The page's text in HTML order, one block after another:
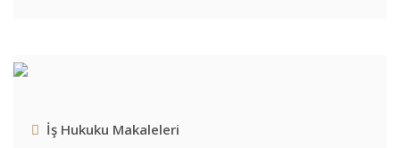
İş Hukuku Makaleleri